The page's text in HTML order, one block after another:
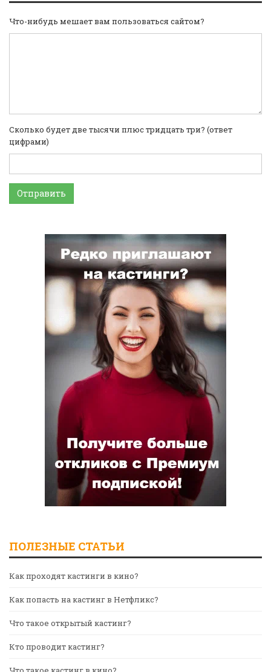
Что-нибудь мешает вам пользоваться сайтом?
Сколько будет две тысячи плюс тридцать три? (ответ
цифрами)
Отправить
ПОЛЕЗНЫЕ СТАТЬИ
Как проходят кастинги в кино?
Как попасть на кастинг в Нетфликс?
Что такое открытый кастинг?
Кто проводит кастинг?